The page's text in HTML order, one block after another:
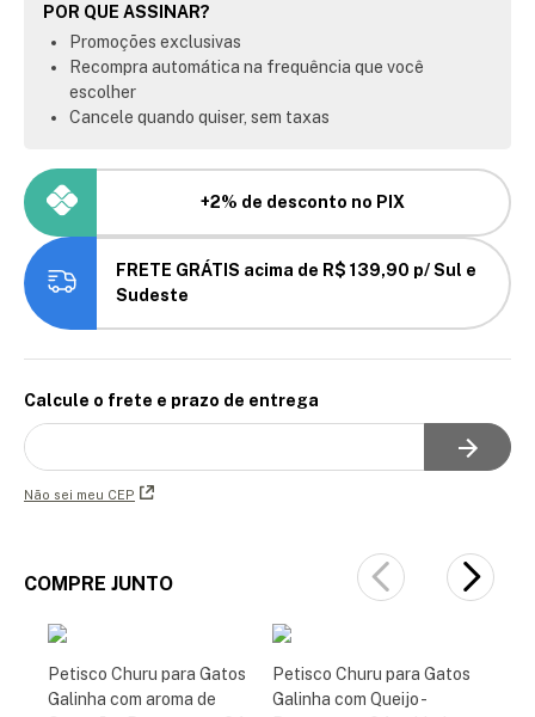
POR QUE ASSINAR?
Promoções exclusivas
Recompra automática na frequência que você
escolher
Cancele quando quiser, sem taxas
+2% de desconto no PIX
FRETE GRÁTIS acima de R$ 139,90 p/ Sul e
Sudeste
Calcule o frete e prazo de entrega
Não sei meu CEP
COMPRE JUNTO
Petisco Churu para Gatos
Galinha com aroma de
Petisco Churu para Gatos
Galinha com Queijo -